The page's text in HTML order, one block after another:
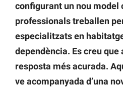
configurant un nou model
professionals treballen
especialitzats en
dependència. Es creu que
resposta més acurada.
ve acompanyada d’una